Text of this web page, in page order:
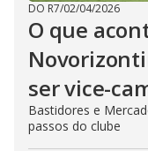
DO R7/02/04/2026
O que
ser vice-
Bastidores e
passos do clube